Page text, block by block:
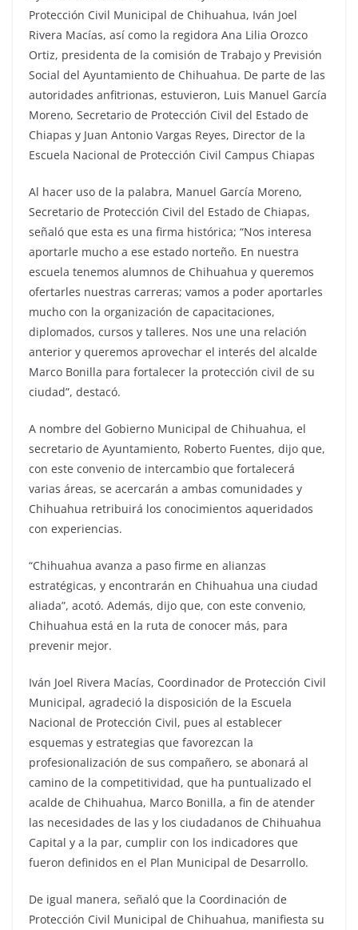
Protección Civil Municipal de Chihuahua, Iván Joel
Rivera Macías, así como la regidora Ana Lilia Orozco
Ortiz, presidenta de la comisión de Trabajo y Previsión
Social del Ayuntamiento de Chihuahua. De parte de las
autoridades anfitrionas, estuvieron, Luis Manuel García
Moreno, Secretario de Protección Civil del Estado de
Chiapas y Juan Antonio Vargas Reyes, Director de la
Escuela Nacional de Protección Civil Campus Chiapas
Al hacer uso de la palabra, Manuel García Moreno,
Secretario de Protección Civil del Estado de Chiapas,
señaló que esta es una firma histórica; “Nos interesa
aportarle mucho a ese estado norteño. En nuestra
escuela tenemos alumnos de Chihuahua y queremos
ofertarles nuestras carreras; vamos a poder aportarles
mucho con la organización de capacitaciones,
diplomados, cursos y talleres. Nos une una relación
anterior y queremos aprovechar el interés del alcalde
Marco Bonilla para fortalecer la protección civil de su
ciudad”, destacó.
A nombre del Gobierno Municipal de Chihuahua, el
secretario de Ayuntamiento, Roberto Fuentes, dijo que,
con este convenio de intercambio que fortalecerá
varias áreas, se acercarán a ambas comunidades y
Chihuahua retribuirá los conocimientos aqueridados
con experiencias.
“Chihuahua avanza a paso firme en alianzas
estratégicas, y encontrarán en Chihuahua una ciudad
aliada”, acotó. Además, dijo que, con este convenio,
Chihuahua está en la ruta de conocer más, para
prevenir mejor.
Iván Joel Rivera Macías, Coordinador de Protección Civil
Municipal, agradeció la disposición de la Escuela
Nacional de Protección Civil, pues al establecer
esquemas y estrategias que favorezcan la
profesionalización de sus compañero, se abonará al
camino de la competitividad, que ha puntualizado el
acalde de Chihuahua, Marco Bonilla, a fin de atender
las necesidades de las y los ciudadanos de Chihuahua
Capital y a la par, cumplir con los indicadores que
fueron definidos en el Plan Municipal de Desarrollo.
De igual manera, señaló que la Coordinación de
Protección Civil Municipal de Chihuahua, manifiesta su